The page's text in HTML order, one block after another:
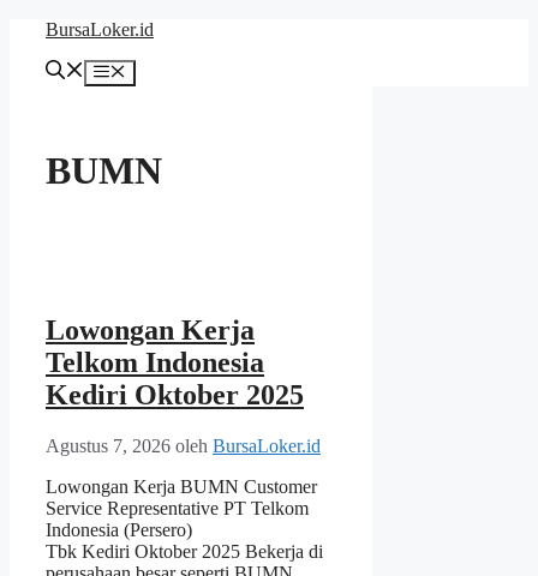
Langsung
BursaLoker.id
Menu
BUMN
Lowongan Kerja
Telkom Indonesia
Kediri Oktober 2025
Agustus 7, 2026 oleh BursaLoker.id
Lowongan Kerja BUMN Customer
Service Representative PT Telkom
Indonesia (Persero)
Tbk Kediri Oktober 2025 Bekerja di